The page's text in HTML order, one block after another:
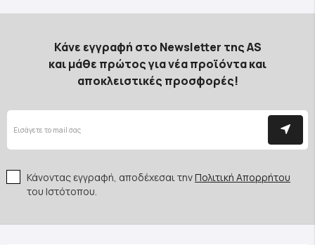
Κάνε εγγραφή στο Newsletter της AS
και μάθε πρώτος για νέα προϊόντα και
αποκλειστικές προσφορές!
Κάνοντας εγγραφή, αποδέχεσαι τηνΠολιτική Απορρήτου
του Ιστότοπου.